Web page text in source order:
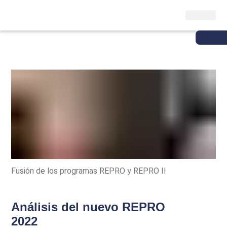
Fusión de los programas REPRO y REPRO II
Análisis del nuevo REPRO
2022